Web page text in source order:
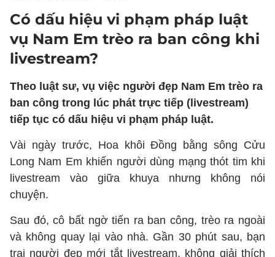
Có dấu hiệu vi phạm pháp luật
vụ Nam Em trèo ra ban công khi
livestream?
Theo luật sư, vụ việc người đẹp Nam Em trèo ra
ban công trong lúc phát trực tiếp (livestream)
tiếp tục có dấu hiệu vi phạm pháp luật.
Vài ngày trước, Hoa khôi Đồng bằng sông Cửu
Long Nam Em khiến người dùng mạng thót tim khi
livestream vào giữa khuya nhưng không nói
chuyện.
Sau đó, cô bất ngờ tiến ra ban công, trèo ra ngoài
và không quay lại vào nhà. Gần 30 phút sau, bạn
trai người đẹp mới tắt livestream, không giải thích